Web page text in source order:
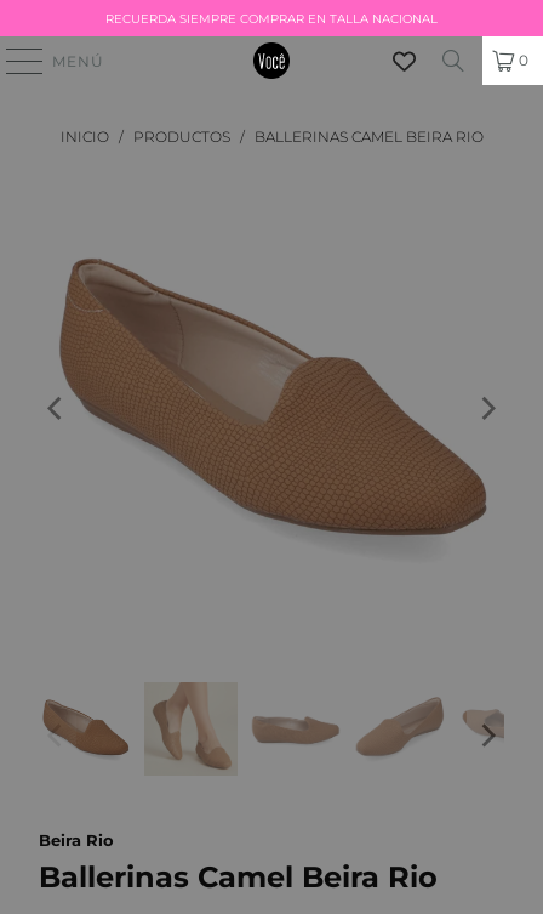
RECUERDA SIEMPRE COMPRAR EN TALLA NACIONAL
MENÚ 0
INICIO / PRODUCTOS / BALLERINAS CAMEL BEIRA RIO
Beira Rio
Ballerinas Camel Beira Rio